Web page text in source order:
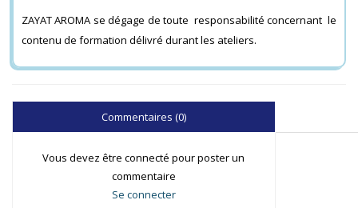
ZAYAT AROMA se dégage de toute responsabilité concernant le
contenu de formation délivré durant les ateliers.
Commentaires (0)
Vous devez être connecté pour poster un
commentaire
Se connecter